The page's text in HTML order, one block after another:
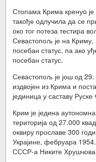
Стопама Крима кренуо је
такође одлучила да се
око тог потеза тестира
Севастопољ је на Криму,
посебан статус, па ако
посебан статус.
Севастопољ је још од
издвојен из Крима и
јединица у саставу
Крим је једина
територија од 27.000
оквиру прославе 300
Украјине, фебруара
СССР-а Никите Хрушчова